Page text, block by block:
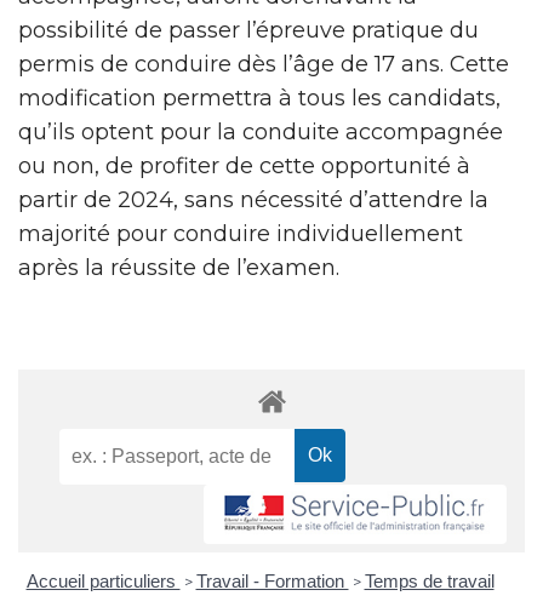
possibilité de passer l’épreuve pratique du
permis de conduire dès l’âge de 17 ans. Cette
modification permettra à tous les candidats,
qu’ils optent pour la conduite accompagnée
ou non, de profiter de cette opportunité à
partir de 2024, sans nécessité d’attendre la
majorité pour conduire individuellement
après la réussite de l’examen.
Accueil particuliers > Travail - Formation > Temps de travail